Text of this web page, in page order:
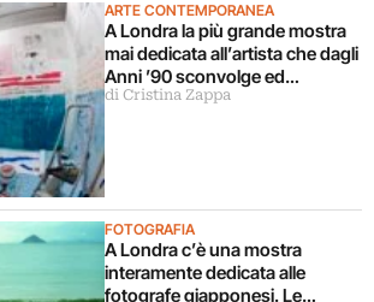
ARTE CONTEMPORANEA
A Londra la più grande mostra
mai dedicata all’artista che dagli
Anni ’90 sconvolge ed
emoziona con la sua creatività
di Cristina Zappa
FOTOGRAFIA
A Londra c’è una mostra
interamente dedicata alle
fotografe giapponesi. Le